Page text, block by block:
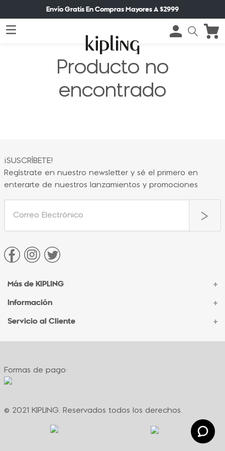
Envío Gratis En Compras Mayores A $2999
Producto no
encontrado
¡SUSCRÍBETE!
Regístrate en nuestro newsletter y sé el primero en
enterarte de nuestros lanzamientos y promociones
Más de KIPLING +
Acerca de Kipling
Sucursales
Información +
Contacto Corporativo
Formas de pago
Servicio al Cliente +
Contacto
Políticas de cambio
Términos y condiciones de promociones
Política de privacidad
Formas de pago:
© 2021 KIPLING. Reservados todos los derechos.